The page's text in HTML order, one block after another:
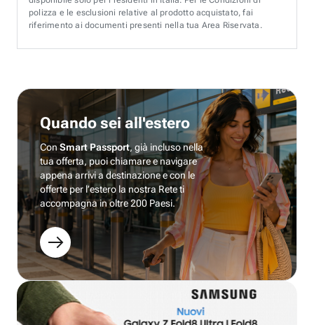
polizza e le esclusioni relative al prodotto acquistato, fai
riferimento ai documenti presenti nella tua Area Riservata.
Quando sei all'estero
ConSmart Passport, già incluso nella
tua offerta, puoi chiamare e navigare
appena arrivi a destinazione e con le
offerte per l’estero la nostra Rete ti
accompagna in oltre 200 Paesi.